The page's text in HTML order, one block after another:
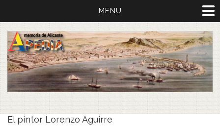
MENU
El pintor Lorenzo Aguirre